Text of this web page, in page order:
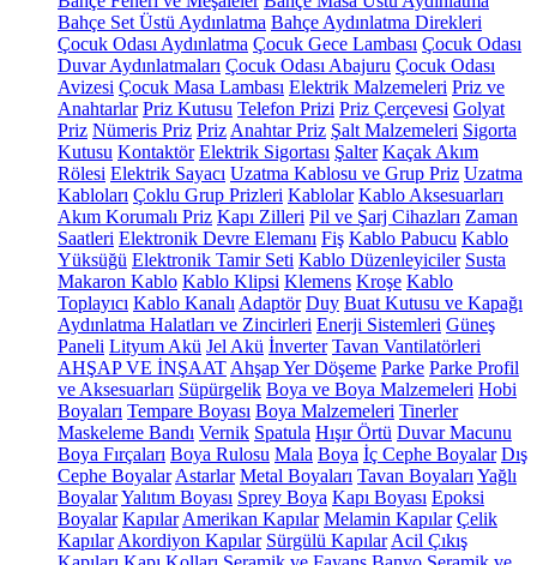
Bahçe Set Üstü Aydınlatma Bahçe Aydınlatma Direkleri
Çocuk Odası Aydınlatma Çocuk Gece Lambası Çocuk Odası
Duvar Aydınlatmaları Çocuk Odası Abajuru Çocuk Odası
Avizesi Çocuk Masa Lambası Elektrik Malzemeleri Priz ve
Anahtarlar Priz Kutusu Telefon Prizi Priz Çerçevesi Golyat
Priz Nümeris Priz Priz Anahtar Priz Şalt Malzemeleri Sigorta
Kutusu Kontaktör Elektrik Sigortası Şalter Kaçak Akım
Rölesi Elektrik Sayacı Uzatma Kablosu ve Grup Priz Uzatma
Kabloları Çoklu Grup Prizleri Kablolar Kablo Aksesuarları
Akım Korumalı Priz Kapı Zilleri Pil ve Şarj Cihazları Zaman
Saatleri Elektronik Devre Elemanı Fiş Kablo Pabucu Kablo
Yüksüğü Elektronik Tamir Seti Kablo Düzenleyiciler Susta
Makaron Kablo Kablo Klipsi Klemens Kroşe Kablo
Toplayıcı Kablo Kanalı Adaptör Duy Buat Kutusu ve Kapağı
Aydınlatma Halatları ve Zincirleri Enerji Sistemleri Güneş
Paneli Lityum Akü Jel Akü İnverter Tavan Vantilatörleri
AHŞAP VE İNŞAAT Ahşap Yer Döşeme Parke Parke Profil
ve Aksesuarları Süpürgelik Boya ve Boya Malzemeleri Hobi
Boyaları Tempare Boyası Boya Malzemeleri Tinerler
Maskeleme Bandı Vernik Spatula Hışır Örtü Duvar Macunu
Boya Fırçaları Boya Rulosu Mala Boya İç Cephe Boyalar Dış
Cephe Boyalar Astarlar Metal Boyaları Tavan Boyaları Yağlı
BoyalarYalıtım Boyası Sprey Boya Kapı Boyası Epoksi
Boyalar Kapılar Amerikan Kapılar Melamin Kapılar Çelik
Kapılar Akordiyon Kapılar Sürgülü Kapılar Acil Çıkış